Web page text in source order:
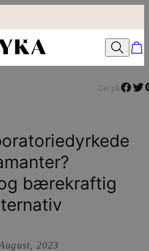
Del på
bærekraftig
2023